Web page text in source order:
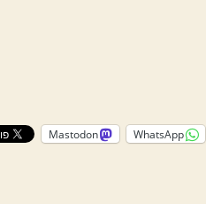
WhatsApp
Mastodon